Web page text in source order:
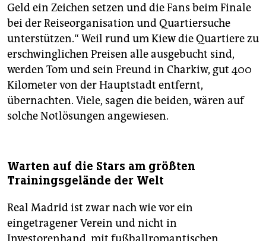
Geld ein Zeichen setzen und die Fans beim Finale
bei der Reiseorganisation und Quartiersuche
unterstützen.“ Weil rund um Kiew die Quartiere zu
erschwinglichen Preisen alle ausgebucht sind,
werden Tom und sein Freund in Charkiw, gut 400
Kilometer von der Hauptstadt entfernt,
übernachten. Viele, sagen die beiden, wären auf
solche Notlösungen angewiesen.
Warten auf die Stars am größten
Trainingsgelände der Welt
Real Madrid ist zwar nach wie vor ein
eingetragener Verein und nicht in